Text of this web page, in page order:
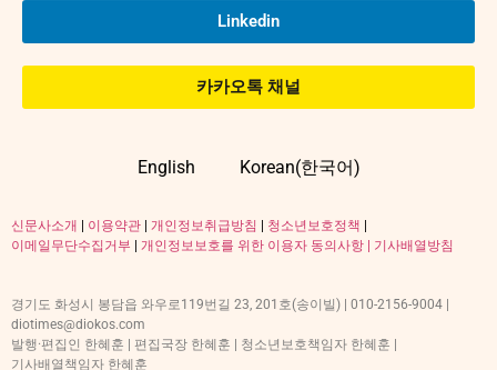
Linkedin
카카오톡 채널
English Korean(한국어)
신문사소개 이용약관 개인정보취급방침 청소년보호정책
이메일무단수집거부
개인정보보호를 위한 이용자 동의사항 | 기사배열방침
경기도 화성시 봉담읍 와우로119번길 23, 201호(송이빌) | 010-2156-9004 |
diotimes@diokos.com
발행·편집인 한혜훈 | 편집국장 한혜훈 | 청소년보호책임자 한혜훈 |
기사배열책임자 한혜훈